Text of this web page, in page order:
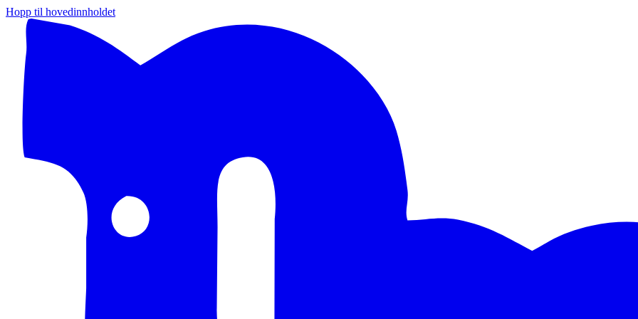
Hopp til hovedinnholdet